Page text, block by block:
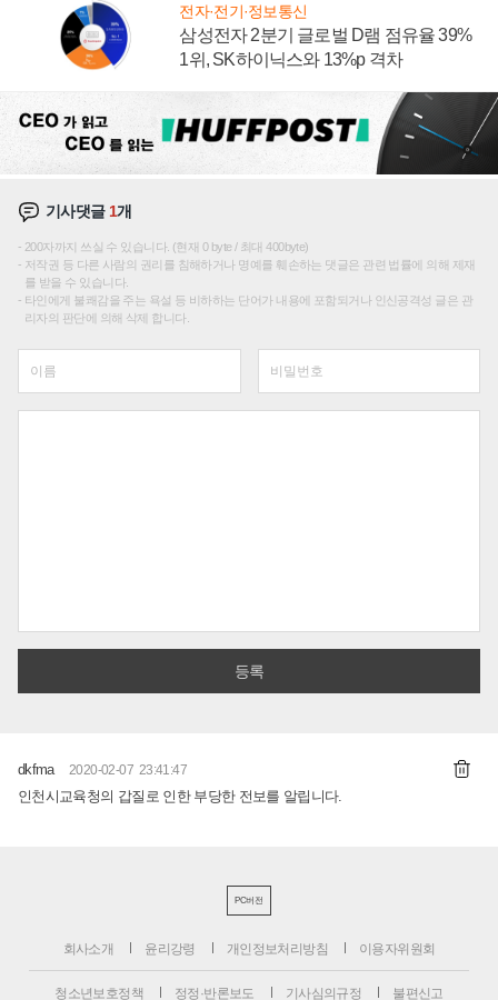
전자·전기·정보통신
삼성전자 2분기 글로벌 D램 점유율 39%
1위, SK하이닉스와 13%p 격차
기사댓글1개
200자까지 쓰실 수 있습니다. (현재 0 byte / 최대 400byte)
저작권 등 다른 사람의 권리를 침해하거나 명예를 훼손하는 댓글은 관련 법률에 의해 제재
를 받을 수 있습니다.
타인에게 불쾌감을 주는 욕설 등 비하하는 단어가 내용에 포함되거나 인신공격성 글은 관
리자의 판단에 의해 삭제 합니다.
dkfma 2020-02-07 23:41:47
인천시교육청의 갑질로 인한 부당한 전보를 알립니다.
PC버전
회사소개 윤리강령 개인정보처리방침 이용자위원회
청소년보호정책 정정·반론보도 기사심의규정 불편신고